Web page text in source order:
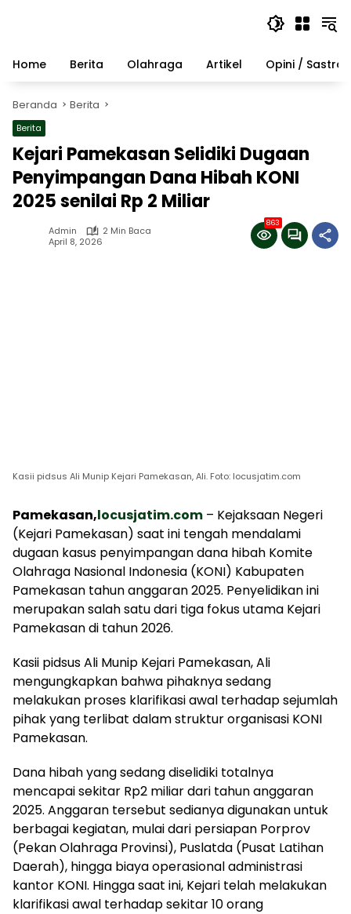
Home
Berita Olahraga Artikel Opini / Sastra
Beranda Berita
Berita
Kejari Pamekasan Selidiki Dugaan
Penyimpangan Dana Hibah KONI
2025 senilai Rp 2 Miliar
Admin
2 Min Baca
April 8, 2026
863
Kasii pidsus Ali Munip Kejari Pamekasan, Ali. Foto: locusjatim.com
Pamekasan,locusjatim.com – Kejaksaan Negeri
(Kejari Pamekasan) saat ini tengah mendalami
dugaan kasus penyimpangan dana hibah Komite
Olahraga Nasional Indonesia (KONI) Kabupaten
Pamekasan tahun anggaran 2025. Penyelidikan ini
merupakan salah satu dari tiga fokus utama Kejari
Pamekasan di tahun 2026.
Kasii pidsus Ali Munip Kejari Pamekasan, Ali
mengungkapkan bahwa pihaknya sedang
melakukan proses klarifikasi awal terhadap sejumlah
pihak yang terlibat dalam struktur organisasi KONI
Pamekasan.
Dana hibah yang sedang diselidiki totalnya
mencapai sekitar Rp2 miliar dari tahun anggaran
2025. Anggaran tersebut sedianya digunakan untuk
berbagai kegiatan, mulai dari persiapan Porprov
(Pekan Olahraga Provinsi), Puslatda (Pusat Latihan
Daerah), hingga biaya operasional administrasi
kantor KONI. Hingga saat ini, Kejari telah melakukan
klarifikasi awal terhadap sekitar 10 orang